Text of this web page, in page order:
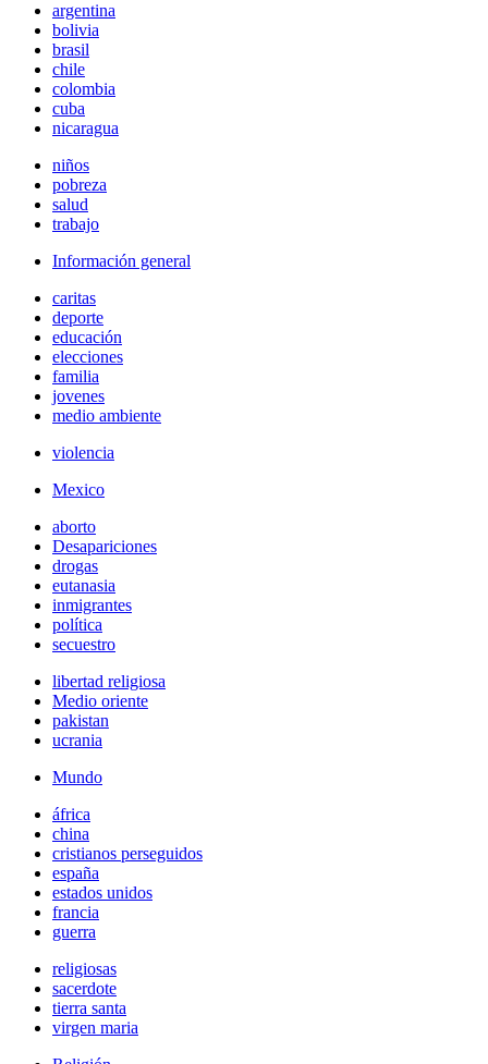
argentina
bolivia
brasil
chile
colombia
cuba
nicaragua
niños
pobreza
salud
trabajo
Información general
caritas
deporte
educación
elecciones
familia
jovenes
medio ambiente
violencia
Mexico
aborto
Desapariciones
drogas
eutanasia
inmigrantes
política
secuestro
libertad religiosa
Medio oriente
pakistan
ucrania
Mundo
áfrica
china
cristianos perseguidos
españa
estados unidos
francia
guerra
religiosas
sacerdote
tierra santa
virgen maria